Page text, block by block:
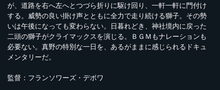
が、道路を右へ左へとつづら折りに駆け回り、一軒一軒に門付け
する。威勢の良い掛け声とともに全力で走り続ける獅子。その勢
いは午後になっても変わらない。日暮れどき、神社境内に戻った
二頭の獅子がクライマックスを演じる。ＢＧＭもナレーションも
必要ない。真野の特別な一日を、あるがままに感じられるドキュ
メンタリーだ。
監督：フランソワーズ・デボワ